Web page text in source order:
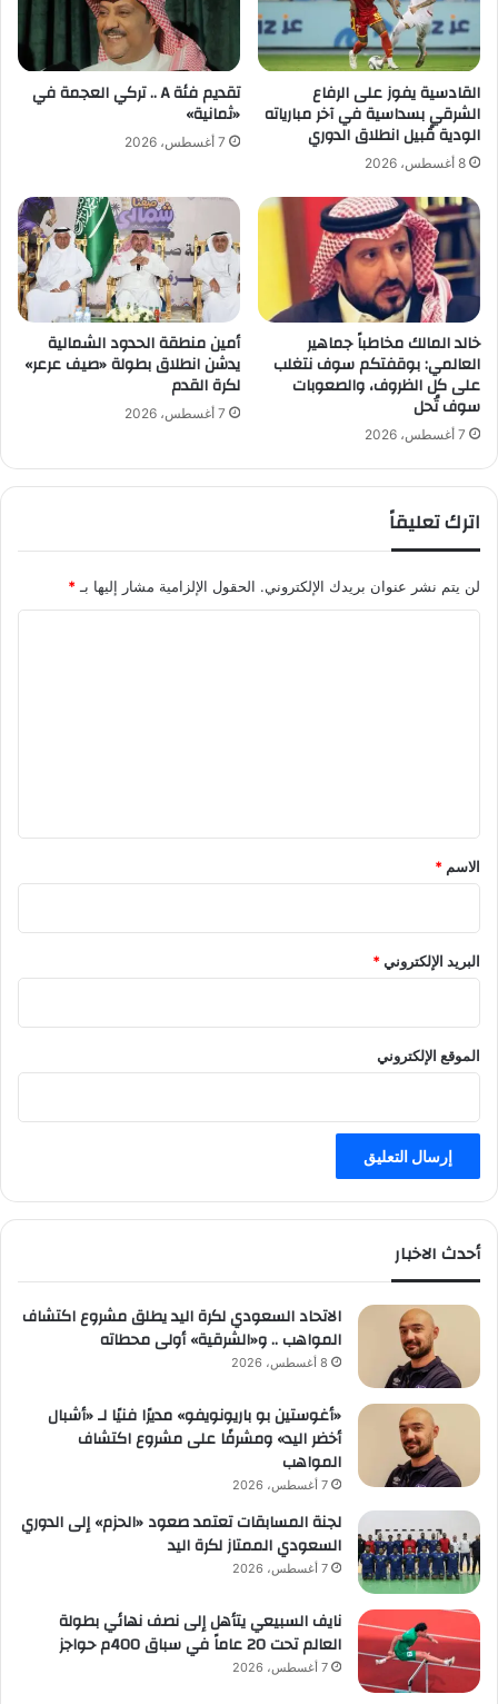
ة
د
و
ل
ت
ض
م
ن
ت
ح
ق
ث
ا
ث
ة
ن
د
ي
ة
القادسية يفوز على الرفاع
الشرقي بسداسية في آخر مبارياته
الودية قُبيل انطلاق الدوري
8 أغسطس، 2026
تقديم فئة A .. تركي العجمة في
«ثمانية»
7 أغسطس، 2026
خالد المالك مخاطباً جماهير
العالمي: بوقفتكم سوف نتغلب
على كل الظروف، والصعوبات
سوف تُحل
7 أغسطس، 2026
أمين منطقة الحدود الشمالية
يدشن انطلاق بطولة «صيف عرعر»
لكرة القدم
7 أغسطس، 2026
اترك تعليقاً
لن يتم نشر عنوان بريدك الإلكتروني. الحقول الإلزامية مشار إليها بـ *
*
الاسم *
البريد الإلكتروني*
الموقع الإلكتروني
أحدث الاخبار
الاتحاد السعودي لكرة اليد يطلق مشروع اكتشاف
المواهب .. و«الشرقية» أولى محطاته
8 أغسطس، 2026
«أغوستين بو باريونويفو» مديرًا فنيًا لـ «أشبال
أخضر اليد» ومشرفًا على مشروع اكتشاف
المواهب
7 أغسطس، 2026
لجنة المسابقات تعتمد صعود «الحزم» إلى الدوري
السعودي الممتاز لكرة اليد
7 أغسطس، 2026
نايف السبيعي يتأهل إلى نصف نهائي بطولة
العالم تحت 20 عاماً في سباق 400م حواجز
7 أغسطس، 2026